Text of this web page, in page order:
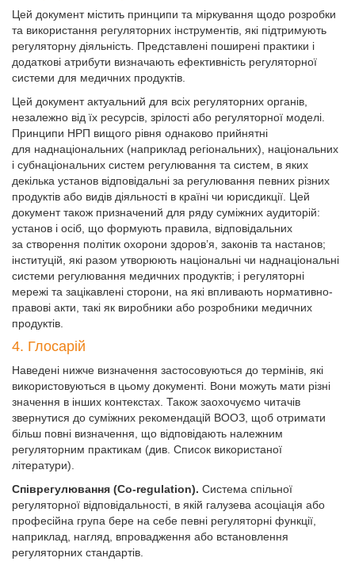
Цей документ містить принципи та міркування щодо розробки
та використання регуляторних інструментів, які підтримують
регуляторну діяльність. Представлені поширені практики і
додаткові атрибути визначають ефективність регуляторної
системи для медичних продуктів.
Цей документ актуальний для всіх регуляторних органів,
незалежно від їх ресурсів, зрілості або регуляторної моделі.
Принципи НРП вищого рівня однаково прийнятні
для наднаціональних (наприклад регіональних), національних
і субнаціональних систем регулювання та систем, в яких
декілька установ відповідальні за регулювання певних різних
продуктів або видів діяльності в країні чи юрисдикції. Цей
документ також призначений для ряду суміжних аудиторій:
установ і осіб, що формують правила, відповідальних
за створення політик охорони здоров’я, законів та настанов;
інституцій, які разом утворюють національні чи наднаціональні
системи регулювання медичних продуктів; і регуляторні
мережі та зацікавлені сторони, на які впливають нормативно-
правові акти, такі як виробники або розробники медичних
продуктів.
4. Глосарій
Наведені нижче визначення застосовуються до термінів, які
використовуються в цьому документі. Вони можуть мати різні
значення в інших контекстах. Також заохочуємо читачів
звернутися до суміжних рекомендацій ВООЗ, щоб отримати
більш повні визначення, що відповідають належним
регуляторним практикам (див. Список використаної
літератури).
Співрегулювання (Co-regulation). Система спільної
регуляторної відповідальності, в якій галузева асоціація або
професійна група бере на себе певні регуляторні функції,
наприклад, нагляд, впровадження або встановлення
регуляторних стандартів.